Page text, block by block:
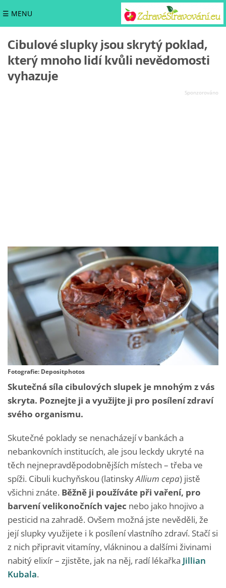
☰ MENU
Cibulové slupky jsou skrytý poklad,
který mnoho lidí kvůli nevědomosti
vyhazuje
Fotografie: Depositphotos
Skutečná síla cibulových slupek je mnohým z vás
skryta. Poznejte ji a využijte ji pro posílení zdraví
svého organismu.
Skutečné poklady se nenacházejí v bankách a
nebankovních institucích, ale jsou leckdy ukryté na
těch nejnepravděpodobnějších místech – třeba ve
spíži. Cibuli kuchyňskou (latinskyAllium cepa) jistě
všichni znáte. Běžně ji používáte při vaření, pro
barvení velikonočních vajec nebo jako hnojivo a
pesticid na zahradě. Ovšem možná jste nevěděli, že
její slupky využijete i k posílení vlastního zdraví. Stačí si
z nich připravit vitamíny, vlákninou a dalšími živinami
nabitý elixír – zjistěte, jak na něj, radí lékařka Jillian
Kubala.